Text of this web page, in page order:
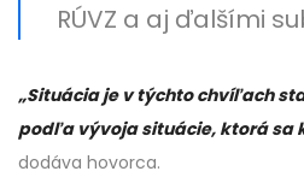
RÚVZ a aj ďalšími
„Situácia je v týchto chvíľach
podľa vývoja situácie, ktorá sa
dodáva hovorca.